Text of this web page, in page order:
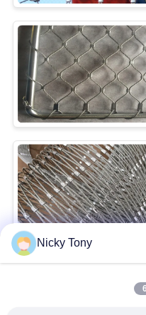
요
인
용
문
을
요
Nicky Tony